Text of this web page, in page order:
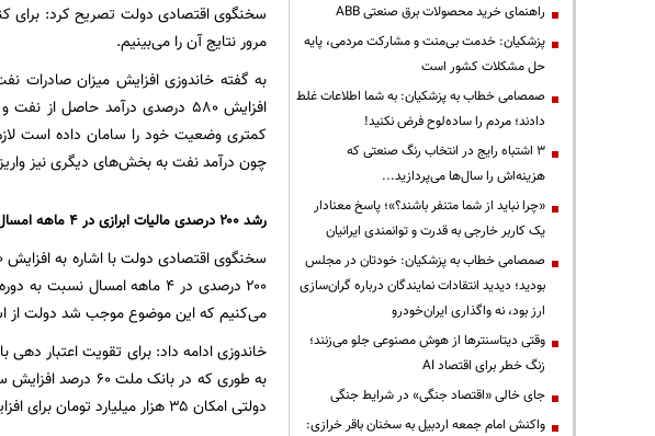
سخنگوی اقتصادی دولت تصریح کرد: برای
مرور نتایج آن را می‌بینیم.
به گفته خاندوزی افزایش میزان صادرات
کمتری وضعیت خود را سامان داده است
چون درآمد نفت به بخش‌های دیگری نیز
رشد ۲۰۰ درصدی مالیات ابرازی در ۴ ماهه امسال
۲۰۰ درصدی در ۴ ماهه امسال
می‌کنیم که این موضوع موجب شد دولت از
خاندوزی ادامه داد: برای تقویت اعتبار
دولتی امکان ۳۵ هزار میلیارد تومان برای افزایش سرمایه استفاده کردیم.
راهنمای خرید محصولات برق صنعتی ABB
پزشکیان: خدمت بی‌منت و مشارکت مردمی، پایه
حل مشکلات کشور است
صمصامی خطاب به پزشکیان: به شما اطلاعات غلط
دادند؛ مردم را ساده‌لوح فرض نکنید!
3 اشتباه رایج در انتخاب رنگ صنعتی که
هزینه‌اش را سال‌ها می‌پردازید...
«چرا نباید از شما متنفر باشند؟»؛ پاسخ معنادار
یک کاربر خارجی به قدرت و توانمندی ایرانیان
صمصامی خطاب به پزشکیان: خودتان در مجلس
بودید؛ دیدید انتقادات نمایندگان درباره گران‌سازی
ارز بود، نه واگذاری ایران‌خودرو
وقتی دیتاسنترها از هوش مصنوعی جلو می‌زنند؛
زنگ خطر برای اقتصاد AI
جای خالی «اقتصاد جنگی» در شرایط جنگی
واکنش امام جمعه اردبیل به سخنان باقر خرازی: